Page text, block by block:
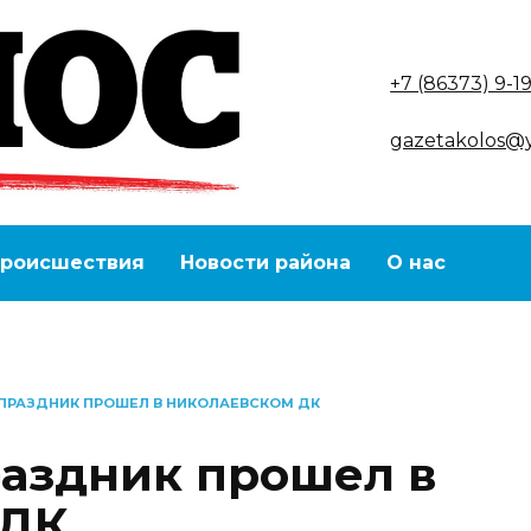
+7 (86373) 9-
Новости района О нас
ПРОШЕЛ В НИКОЛАЕВСКОМ ДК
прошел в